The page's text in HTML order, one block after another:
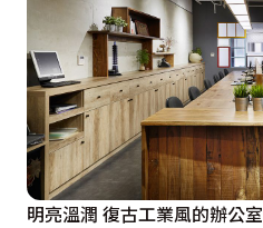
明亮溫潤 復古工業風的辦公室